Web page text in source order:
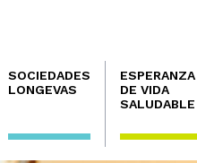
Navegación
principal
SOCIEDADES
LONGEVAS
ESPERANZA
DE VIDA
SALUDABLE